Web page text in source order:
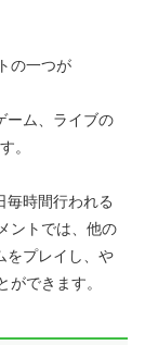
の一つが
ーム、ライブの
。
毎時間行われる
ントでは、他の
をプレイし、や
できます。